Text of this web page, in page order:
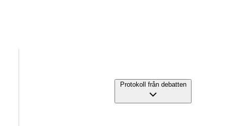
Protokoll från debatten